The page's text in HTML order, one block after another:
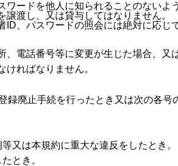
ワードを他人に知られることのないよ
渡し、又は貸与してはなりません。
ID、パスワードの照会には絶対に応じ
、電話番号等に変更が生じた場合、又
ければなりません。
録廃止手続を行ったとき又は次の各号
又は本規約に重大な違反をしたとき。
とき。